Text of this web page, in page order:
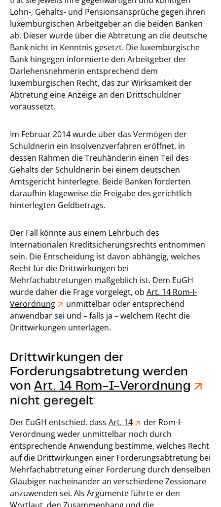
Lohn-, Gehalts- und Pensionsansprüche gegen ihren
luxemburgischen Arbeitgeber an die beiden Banken
ab. Dieser wurde über die Abtretung an die deutsche
Bank nicht in Kenntnis gesetzt. Die luxemburgische
Bank hingegen informierte den Arbeitgeber der
Darlehensnehmerin entsprechend dem
luxemburgischen Recht, das zur Wirksamkeit der
Abtretung eine Anzeige an den Drittschuldner
voraussetzt.
Im Februar 2014 wurde über das Vermögen der
Schuldnerin ein Insolvenzverfahren eröffnet, in
dessen Rahmen die Treuhänderin einen Teil des
Gehalts der Schuldnerin bei einem deutschen
Amtsgericht hinterlegte. Beide Banken forderten
daraufhin klageweise die Freigabe des gerichtlich
hinterlegten Geldbetrags.
Der Fall könnte aus einem Lehrbuch des
Internationalen Kreditsicherungsrechts entnommen
sein. Die Entscheidung ist davon abhängig, welches
Recht für die Drittwirkungen bei
Mehrfachabtretungen maßgeblich ist. Dem EuGH
wurde daher die Frage vorgelegt, ob Art. 14 Rom-I-
Verordnung
unmittelbar oder entsprechend
anwendbar sei und – falls ja – welchem Recht die
Drittwirkungen unterlägen.
Drittwirkungen der
Forderungsabtretung werden
vonArt. 14 Rom-I-Verordnung
nicht geregelt
Der EuGH entschied, dass Art. 14
der Rom-I-
Verordnung weder unmittelbar noch durch
entsprechende Anwendung bestimme, welches Recht
auf die Drittwirkungen einer Forderungsabtretung bei
Mehrfachabtretung einer Forderung durch denselben
Gläubiger nacheinander an verschiedene Zessionare
anzuwenden sei. Als Argumente führte er den